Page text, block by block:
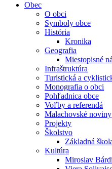
Obec
O obci
Symboly obce
História
Kronika
Geografia
Miestopisné
Infraštruktúra
Turistická a
Monografia o obci
Pohľadnica obce
Voľby a referendá
Malachovské noviny
Projekty
Školstvo
Základná
Kultúra
Miroslav Bárdi